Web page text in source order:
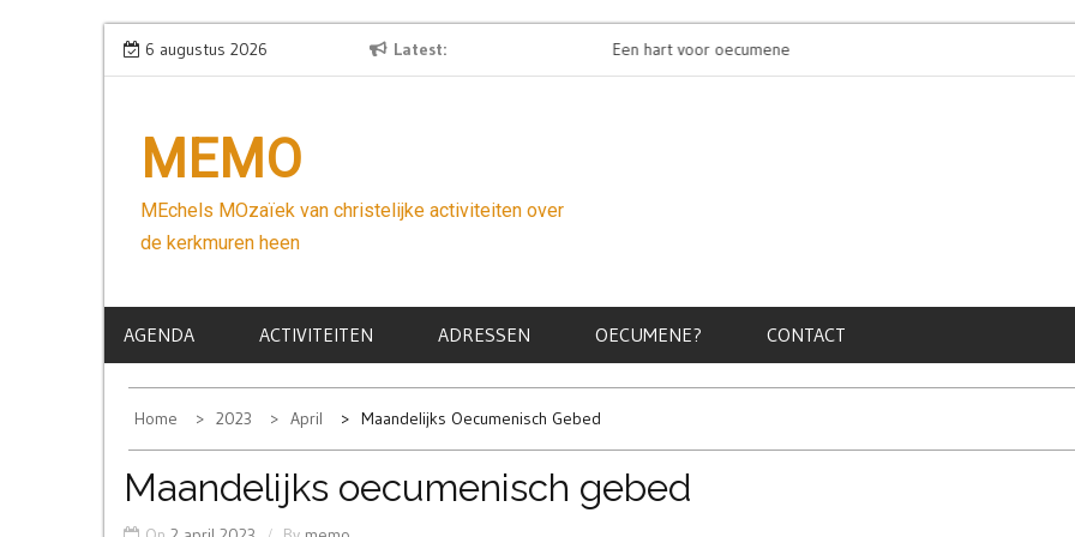
Skip
to
6 augustus 2026 Latest
Wees niet bang Een hart voor oecumene
MEMO
MEchels MOzaïek van christelijke activiteiten over
de kerkmuren heen
AGENDA ACTIVITEITEN ADRESSEN OECUMENE? CONTACT
Home 2023 April Maandelijks Oecumenisch Gebed
Maandelijks oecumenisch gebed